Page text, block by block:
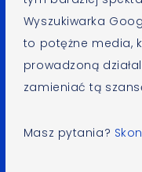
Wyszukiwarka
to potężne media,
prowadzoną
zamieniać tą
Masz pytania?